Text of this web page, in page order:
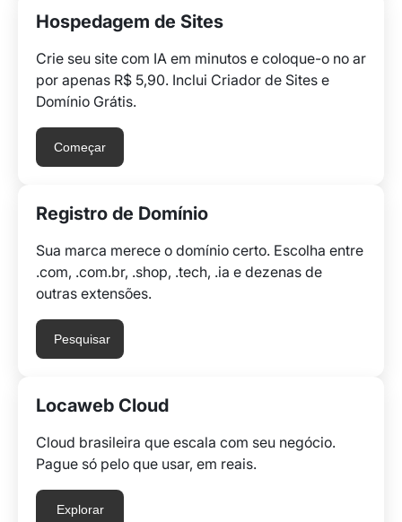
Hospedagem de Sites
Crie seu site com IA em minutos e coloque-o no ar
por apenas R$ 5,90. Inclui Criador de Sites e
Domínio Grátis.
Começar
Registro de Domínio
Sua marca merece o domínio certo. Escolha entre
.com, .com.br, .shop, .tech, .ia e dezenas de
outras extensões.
Pesquisar
Locaweb Cloud
Cloud brasileira que escala com seu negócio.
Pague só pelo que usar, em reais.
Explorar